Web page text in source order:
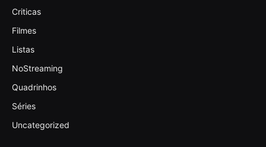
Criticas
Filmes
Listas
NoStreaming
Quadrinhos
Séries
Uncategorized